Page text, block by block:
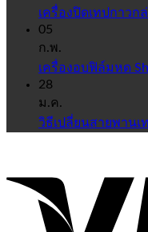
เครื่องปิดเทปกาวก
05
ก.พ.
เครื่องอบฟิล์มหด
28
ม.ค.
วิธีเปลี่ยนสายพาน